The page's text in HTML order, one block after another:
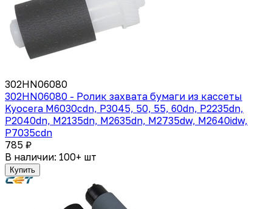
302HN06080
302HN06080 - Ролик захвата бумаги из кассеты
Kyocera M6030cdn, P3045, 50, 55, 60dn, P2235dn,
P2040dn, M2135dn, M2635dn, M2735dw, M2640idw,
P7035cdn
785 ₽
В наличии: 100+ шт
Купить